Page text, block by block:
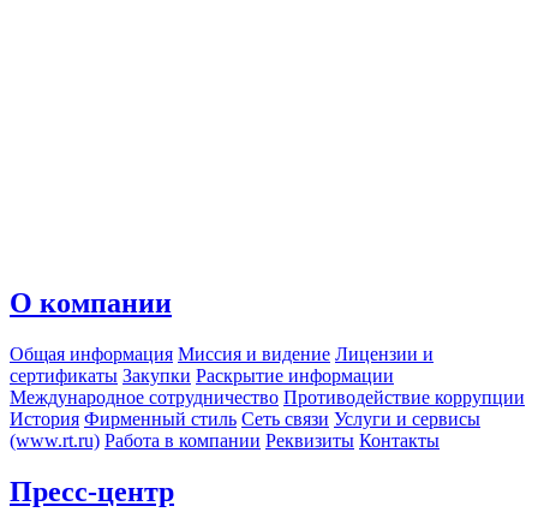
О компании
Общая информация Миссия и видение Лицензии и
сертификаты Закупки Раскрытие информации
Международное сотрудничество Противодействие коррупции
История Фирменный стиль Сеть связи Услуги и сервисы
(www.rt.ru) Работа в компании Реквизиты Контакты
Пресс-центр